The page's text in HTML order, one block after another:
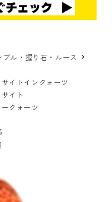
ブル・握り石・ルース
イトインクォーツ
イト
クォーツ